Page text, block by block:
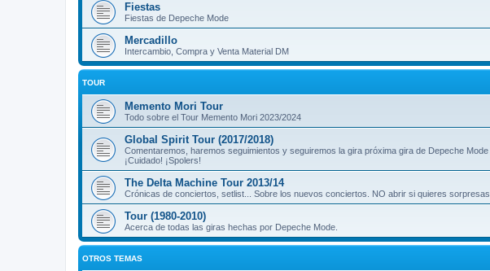
Fiestas
Fiestas de Depeche Mode
Mercadillo
Intercambio, Compra y Venta Material DM
TOUR
Memento Mori Tour
Todo sobre el Tour Memento Mori 2023/2024
Global Spirit Tour (2017/2018)
Comentaremos, haremos seguimientos y seguiremos la gira próxima gira de Depeche Mode
¡Cuidado! ¡Spolers!
The Delta Machine Tour 2013/14
Crónicas de conciertos, setlist... Sobre los nuevos conciertos. NO abrir si quieres sorpresas
Tour (1980-2010)
Acerca de todas las giras hechas por Depeche Mode.
OTROS TEMAS